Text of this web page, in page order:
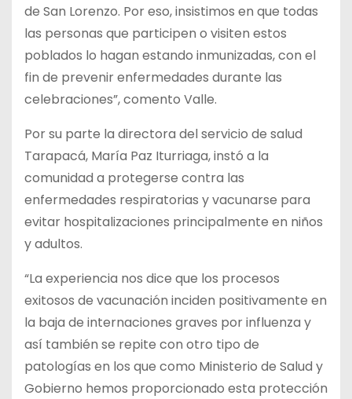
de San Lorenzo. Por eso, insistimos en que todas
las personas que participen o visiten estos
poblados lo hagan estando inmunizadas, con el
fin de prevenir enfermedades durante las
celebraciones”, comento Valle.
Por su parte la directora del servicio de salud
Tarapacá, María Paz Iturriaga, instó a la
comunidad a protegerse contra las
enfermedades respiratorias y vacunarse para
evitar hospitalizaciones principalmente en niños
y adultos.
“La experiencia nos dice que los procesos
exitosos de vacunación inciden positivamente en
la baja de internaciones graves por influenza y
así también se repite con otro tipo de
patologías en los que como Ministerio de Salud y
Gobierno hemos proporcionado esta protección